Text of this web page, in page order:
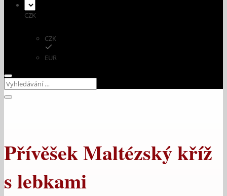
CZK
CZK
EUR
Přívěšek Maltézský kříž
s lebkami